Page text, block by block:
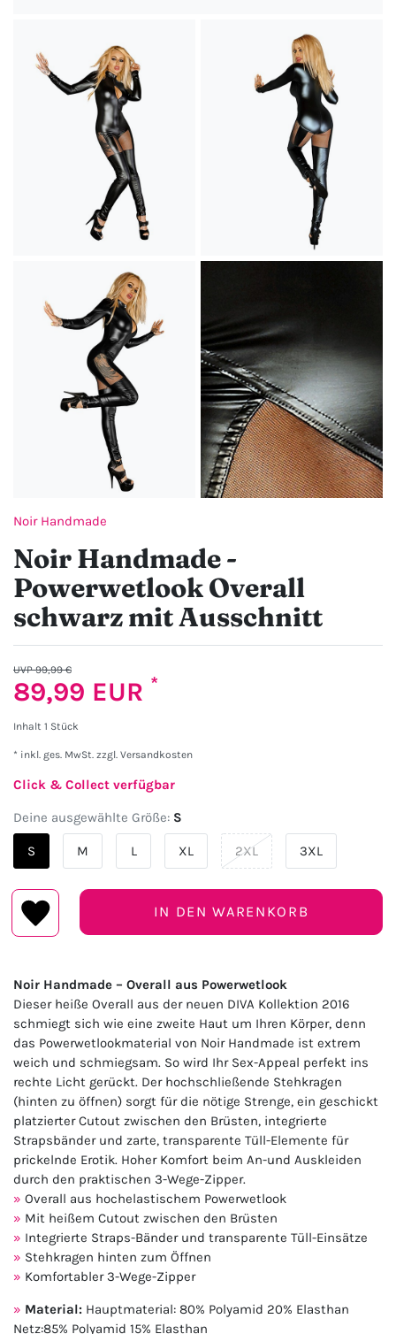
Noir Handmade
Noir Handmade -
Powerwetlook Overall
schwarz mit Ausschnitt
UVP 99,99 €
89,99 EUR *
Inhalt 1 Stück
* inkl. ges. MwSt. zzgl. Versandkosten
Click & Collect verfügbar
Deine ausgewählte Größe: S
S M L XL 2XL 3XL
IN DEN WARENKORB
Noir Handmade – Overall aus Powerwetlook
Dieser heiße Overall aus der neuen DIVA Kollektion 2016
schmiegt sich wie eine zweite Haut um Ihren Körper, denn
das Powerwetlookmaterial von Noir Handmade ist extrem
weich und schmiegsam. So wird Ihr Sex-Appeal perfekt ins
rechte Licht gerückt. Der hochschließende Stehkragen
(hinten zu öffnen) sorgt für die nötige Strenge, ein geschickt
platzierter Cutout zwischen den Brüsten, integrierte
Strapsbänder und zarte, transparente Tüll-Elemente für
prickelnde Erotik. Hoher Komfort beim An-und Auskleiden
durch den praktischen 3-Wege-Zipper.
Overall aus hochelastischem Powerwetlook
Mit heißem Cutout zwischen den Brüsten
Integrierte Straps-Bänder und transparente Tüll-Einsätze
Stehkragen hinten zum Öffnen
Komfortabler 3-Wege-Zipper
Material: Hauptmaterial: 80% Polyamid 20% Elasthan
Netz:85% Polyamid 15% Elasthan